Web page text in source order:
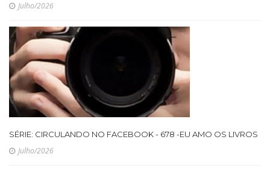
Julho/2026
SÉRIE: CIRCULANDO NO FACEBOOK - 678 -EU AMO OS LIVROS
Julho/2026